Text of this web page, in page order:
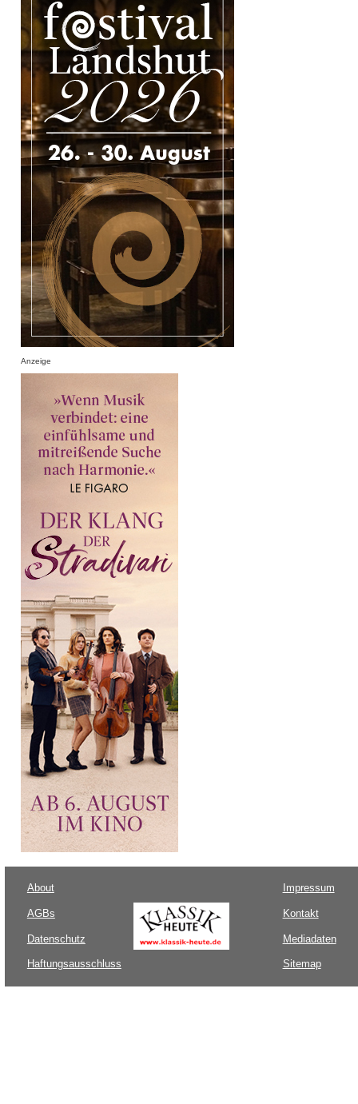
Anzeige
About
AGBs
Datenschutz
Haftungsausschluss
Impressum
Kontakt
Mediadaten
Sitemap